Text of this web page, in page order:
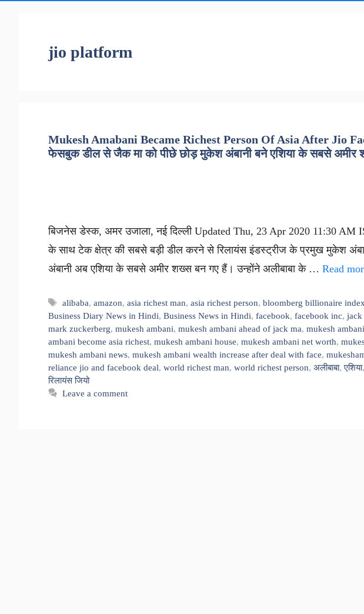
jio platform
Mukesh Amabani Became Richest Person Of Asia After Jio
फेसबुक डील से जैक मा को पीछे छोड़ मुकेश अंबानी बने एशिया के सबसे अमीर
बिजनेस डेस्क, अमर उजाला, नई दिल्ली Updated Thu, 23 Apr 2020 11:30
के साथ टेक क्षेत्र की सबसे बड़ी डील करने से रिलायंस इंडस्ट्रीज के प्रमुख मुकेश
अंबानी अब एशिया के सबसे अमीर शख्स बन गए हैं। उन्होंने अलीबाबा के … Read
Tags
alibaba,amazon,asia richest man,asia richest person,bloomberg billionaire index
Business Diary News in Hindi, Business News in Hindi, facebook, facebook inc, jack
mark zuckerberg, mukesh ambani, mukesh ambani ahead of jack ma, mukesh
ambani become asia richest, mukesh ambani house, mukesh ambani net worth,
mukesh ambani news, mukesh ambani wealth increase after deal with face,
reliance jio and facebook deal, world richest man, world richest person, अलीबाबा,एशिया
रिलायंस जियो
Leave a comment